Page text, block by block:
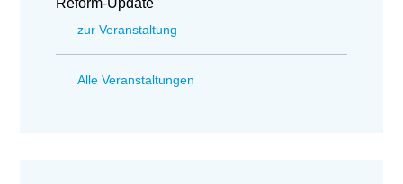
Reform-Update
zur Veranstaltung
Alle Veranstaltungen